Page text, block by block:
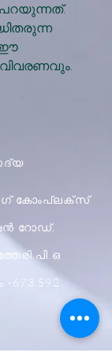
ഈ
കോംപ്ലക്സ്
റോഡ്,
673 592